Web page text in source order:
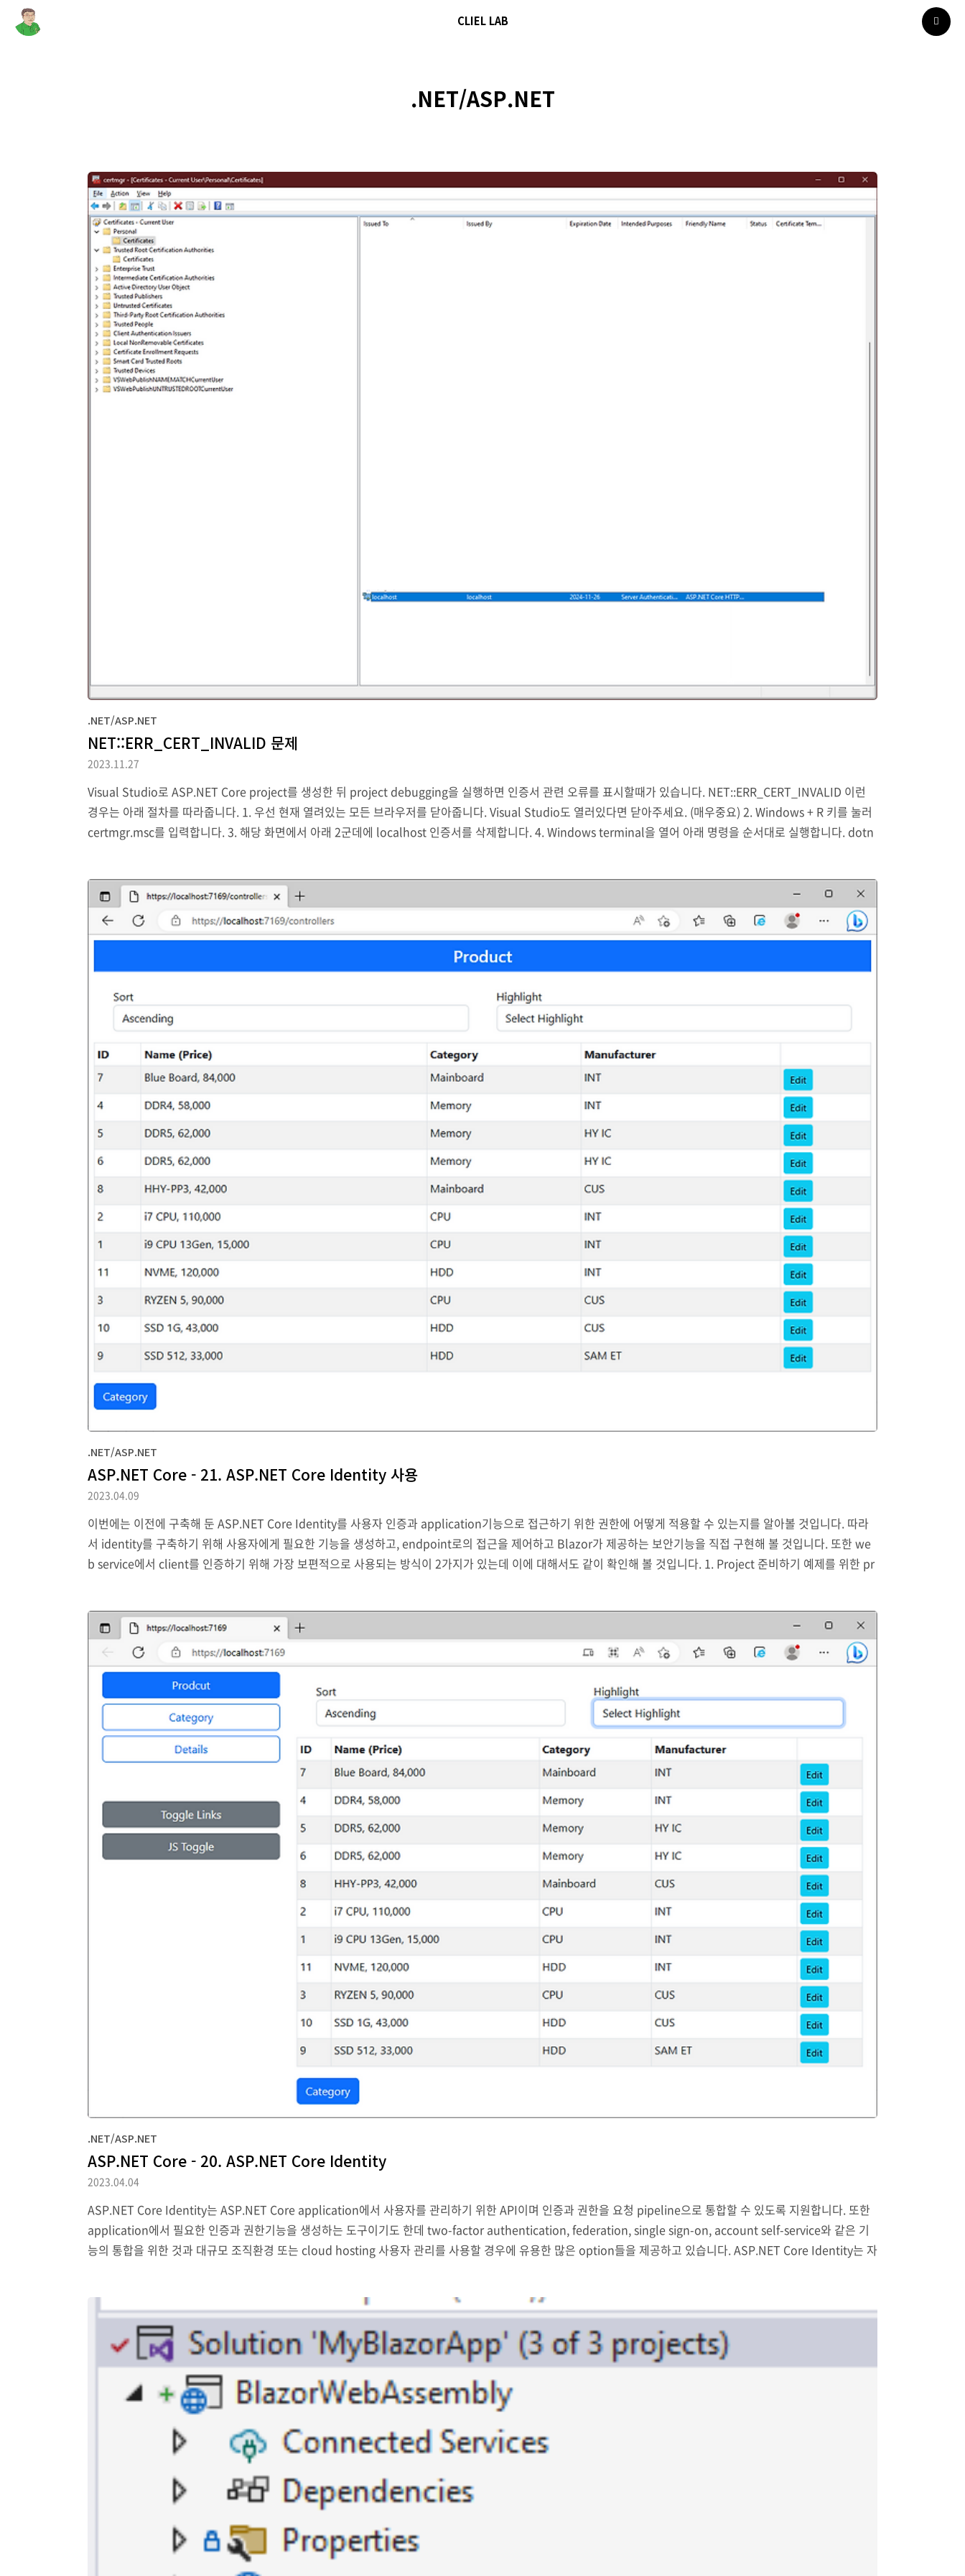
CLIEL LAB
.NET/ASP.NET
.NET/ASP.NET
NET::ERR_CERT_INVALID 문제
2023.11.27
Visual Studio로 ASP.NET Core project를 생성한 뒤 project debugging을 실행하면 인증서 관련 오류를 표시할때가 있습니다. NET::ERR_CERT_INVALID 이런
경우는 아래 절차를 따라줍니다. 1. 우선 현재 열려있는 모든 브라우저를 닫아줍니다. Visual Studio도 열러있다면 닫아주세요. (매우중요) 2. Windows + R 키를 눌러
certmgr.msc를 입력합니다. 3. 해당 화면에서 아래 2군데에 localhost 인증서를 삭제합니다. 4. Windows terminal을 열어 아래 명령을 순서대로 실행합니다. dotn
.NET/ASP.NET
ASP.NET Core - 21. ASP.NET Core Identity 사용
2023.04.09
이번에는 이전에 구축해 둔 ASP.NET Core Identity를 사용자 인증과 application기능으로 접근하기 위한 권한에 어떻게 적용할 수 있는지를 알아볼 것입니다. 따라
서 identity를 구축하기 위해 사용자에게 필요한 기능을 생성하고, endpoint로의 접근을 제어하고 Blazor가 제공하는 보안기능을 직접 구현해 볼 것입니다. 또한 we
b service에서 client를 인증하기 위해 가장 보편적으로 사용되는 방식이 2가지가 있는데 이에 대해서도 같이 확인해 볼 것입니다. 1. Project 준비하기 예제를 위한 pr
.NET/ASP.NET
ASP.NET Core - 20. ASP.NET Core Identity
2023.04.04
ASP.NET Core Identity는 ASP.NET Core application에서 사용자를 관리하기 위한 API이며 인증과 권한을 요청 pipeline으로 통합할 수 있도록 지원합니다. 또한
application에서 필요한 인증과 권한기능을 생성하는 도구이기도 한데 two-factor authentication, federation, single sign-on, account self-service와 같은 기
능의 통합을 위한 것과 대규모 조직환경 또는 cloud hosting 사용자 관리를 사용할 경우에 유용한 많은 option들을 제공하고 있습니다. ASP.NET Core Identity는 자